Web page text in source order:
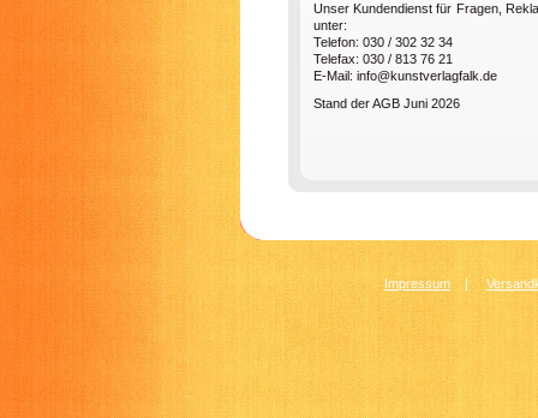
Unser Kundendienst für Fragen,
unter:
Telefon: 030 / 302 32 34
Telefax: 030 / 813 76 21
E-Mail: info@kunstverlagfalk.de
Stand der AGB Juni 2026
Impressum |